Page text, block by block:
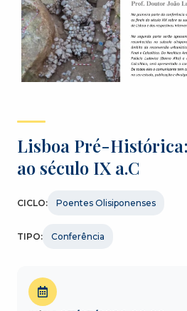
Lisboa Pré-
ao século IX a.C
CICLO: Poentes Olisiponenses
TIPO: Conferência